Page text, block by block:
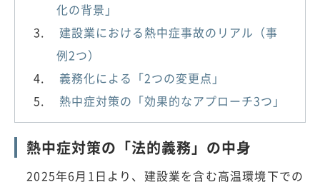
化の背景」
建設業における熱中症事故のリアル（事
例2つ）
義務化による「2つの変更点」
熱中症対策の「効果的なアプローチ3つ」
熱中症対策の「法的義務」の中身
2025年6月1日より、建設業を含む高温環境下での